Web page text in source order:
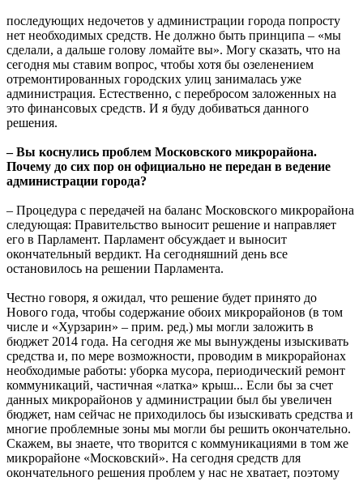
последующих недочетов у администрации города попросту
нет необходимых средств. Не должно быть принципа – «мы
сделали, а дальше голову ломайте вы». Могу сказать, что на
сегодня мы ставим вопрос, чтобы хотя бы озеленением
отремонтированных городских улиц занималась уже
администрация. Естественно, с перебросом заложенных на
это финансовых средств. И я буду добиваться данного
решения.
– Вы коснулись проблем Московского микрорайона.
Почему до сих пор он официально не передан в ведение
администрации города?
– Процедура с передачей на баланс Московского микрорайона
следующая: Правительство выносит решение и направляет
его в Парламент. Парламент обсуждает и выносит
окончательный вердикт. На сегодняшний день все
остановилось на решении Парламента.
Честно говоря, я ожидал, что решение будет принято до
Нового года, чтобы содержание обоих микрорайонов (в том
числе и «Хурзарин» – прим. ред.) мы могли заложить в
бюджет 2014 года. На сегодня же мы вынуждены изыскивать
средства и, по мере возможности, проводим в микрорайонах
необходимые работы: уборка мусора, периодический ремонт
коммуникаций, частичная «латка» крыш... Если бы за счет
данных микрорайонов у администрации был бы увеличен
бюджет, нам сейчас не приходилось бы изыскивать средства и
многие проблемные зоны мы могли бы решить окончательно.
Скажем, вы знаете, что творится с коммуникациями в том же
микрорайоне «Московский». На сегодня средств для
окончательного решения проблем у нас не хватает, поэтому